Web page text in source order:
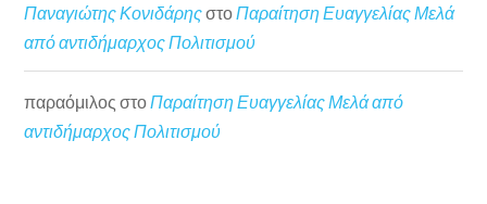
Παναγιώτης Κονιδάρηςστο Παραίτηση Ευαγγελίας Μελά
από αντιδήμαρχος Πολιτισμού
παραόμιλος στοΠαραίτηση Ευαγγελίας Μελά από
αντιδήμαρχος Πολιτισμού